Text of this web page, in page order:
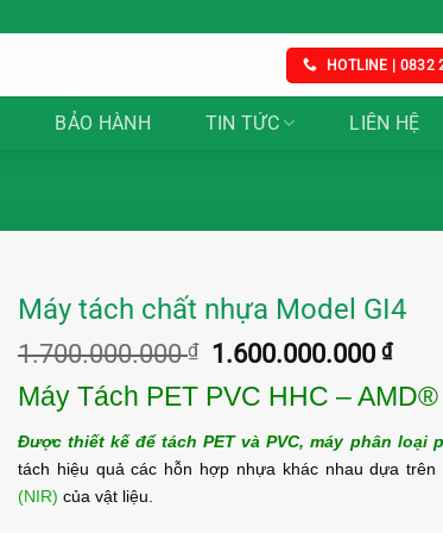
HOTLINE | 0832
BẢO HÀNH TIN TỨC LIÊN HỆ
Máy tách chất nhựa Model GI4
1.700.000.000₫
Giá
là:
1.700.000.000 ₫.
1.600.000.000₫Giá
tại
là:
Máy Tách PET PVC HHC –
Được thiết kế để tách PET và PVC, máy phân loại
tách hiệu quả các hỗn hợp nhựa khác nhau dựa trên
(NIR) của vật liệu.